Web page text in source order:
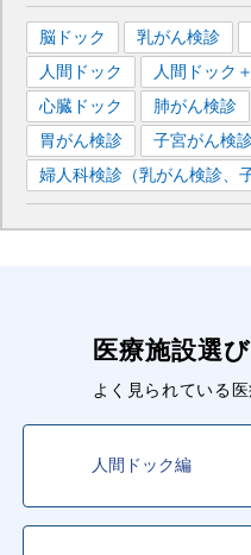
脳ドック 乳がん検診
人間ドック
人間ドック
心臓ドック
肺がん検診
胃がん検診
子宮がん検
婦人科検診（乳がん検診、
医療施設選
よく見られている
人間ドック編